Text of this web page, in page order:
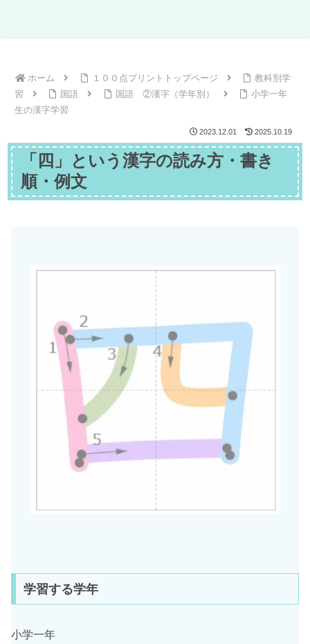
ホーム １００点プリントトップページ
教科別学
習
国語 国語 ②漢字（学年別）
小学一年
生の漢字学習
2023.12.01 2025.10.19
「四」という漢字の読み方・書き
順・例文
学習する学年
小学一年